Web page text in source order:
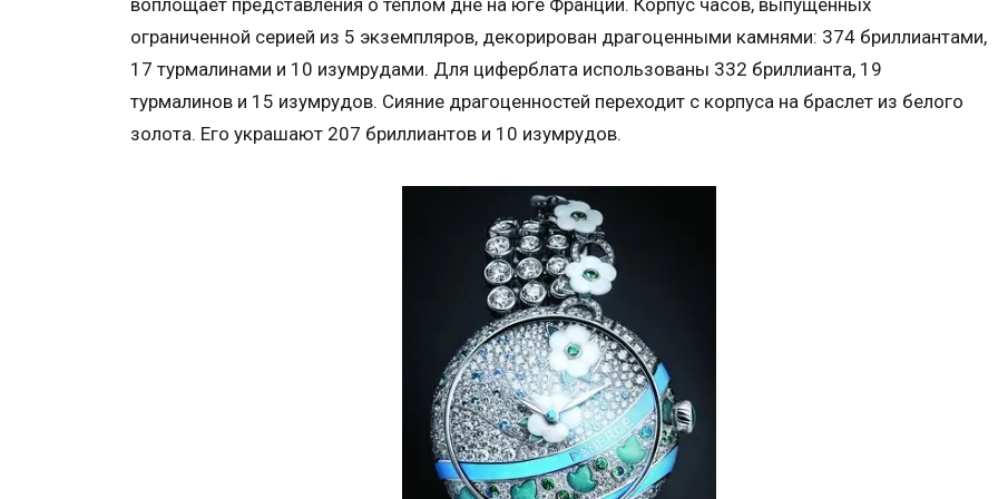
воплощает представления о теплом дне на юге Франции. Корпус часов, выпущенных
ограниченной серией из 5 экземпляров, декорирован драгоценными камнями: 374 бриллиантами,
17 турмалинами и 10 изумрудами. Для циферблата использованы 332 бриллианта, 19
турмалинов и 15 изумрудов. Сияние драгоценностей переходит с корпуса на браслет из белого
золота. Его украшают 207 бриллиантов и 10 изумрудов.